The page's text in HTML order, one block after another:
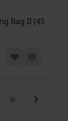
Bag II